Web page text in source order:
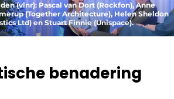
(vlnr): Pascal van Dort (Rockfon), Anne
(Together Architecture), Helen Sheldon
Ltd) en Stuart Finnie (Unispace).
benadering